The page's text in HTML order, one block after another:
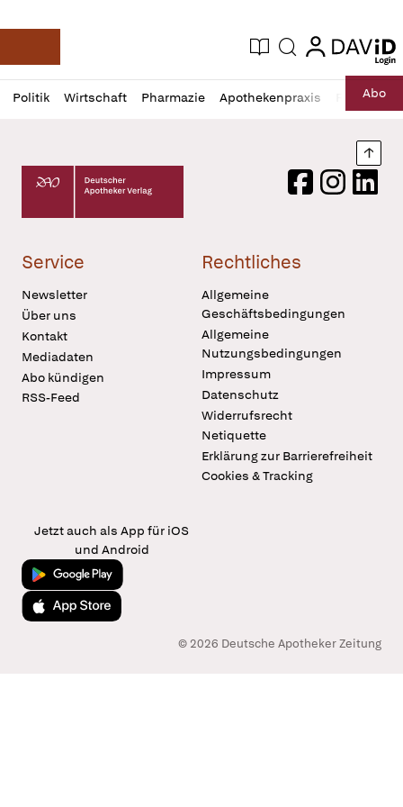
Deutsche Apotheker Zeitung
Aktuelle Ausgabe
Suche login
login
Politik Wirtschaft Pharmazie Apothekenpraxis RechtAbo
Profil
öffnen
Daz
Pur
Deutscher Apotheker Verlag Logo
FacebookInstagram
Service
Newsletter
Über uns
Kontakt
Mediadaten
Abo kündigen
RSS-Feed
Rechtliches
Allgemeine
Geschäftsbedingungen
Allgemeine
Nutzungsbedingungen
Impressum
Datenschutz
Widerrufsrecht
Netiquette
Erklärung zur Barrierefreiheit
Cookies & Tracking
Jetzt auch als App für iOS
und Android
Jetzt bei Google Play
Laden im App Store
© 2026 Deutsche Apotheker Zeitung